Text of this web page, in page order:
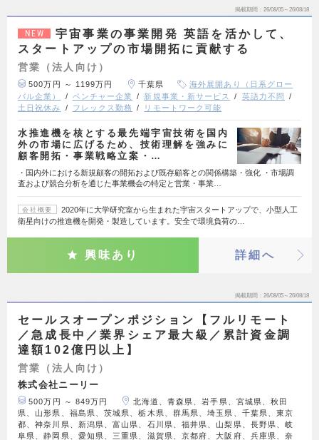
掲載期間 26/08/05～26/08/18
NEW
宇宙事業の事業開発 英語を活かして、
スタートアップの市場開拓に貢献する
営業（法人向け）
500万円 ～ 1199万円 千葉県
海外展開あり（日系グロー
バル企業）
ベンチャー企業 新規事業・新サービス
英語力不問
土日祝休み
フレックス勤務 リモートワーク可能
水推進機を核とする最先端宇宙技術を国内
外の市場に広げるため、技術理解を強みに
顧客開拓・事業戦略立案・…
・国内外における新規顧客の開拓および既存顧客との関係構築・強化 ・市場調
査および競合分析を通じた事業機会の特定と営業・事業…
会社概要
2020年に大学研究室から生まれた宇宙スタートアップで、小型人工
衛星向けの推進機を開発・製造しています。安全で環境負荷の…
興味あり 詳細へ
掲載期間 26/08/05～26/08/18
セールスオープンポジション【フルリモート
／急成長中／業界シェア最大級／累計資金調
達額102億円以上】
営業（法人向け）
株式会社ニーリー
500万円 ～ 849万円
北海道、青森県、岩手県、宮城県、秋田
県、山形県、福島県、茨城県、栃木県、群馬県、埼玉県、千葉県、東京
都、神奈川県、新潟県、富山県、石川県、福井県、山梨県、長野県、岐
阜県、静岡県、愛知県、三重県、滋賀県、京都府、大阪府、兵庫県、奈